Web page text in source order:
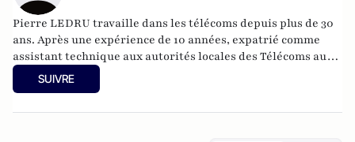
Pierre LEDRU travaille dans les télécoms depuis plus de 30
ans. Après une expérience de 10 années, expatrié comme
assistant technique aux autorités locales des Télécoms au
Yémen, il devient formateur puis formateur-développeur à
l’institut de formation Alcatel-Lucent. Il possède une
SUIVRE